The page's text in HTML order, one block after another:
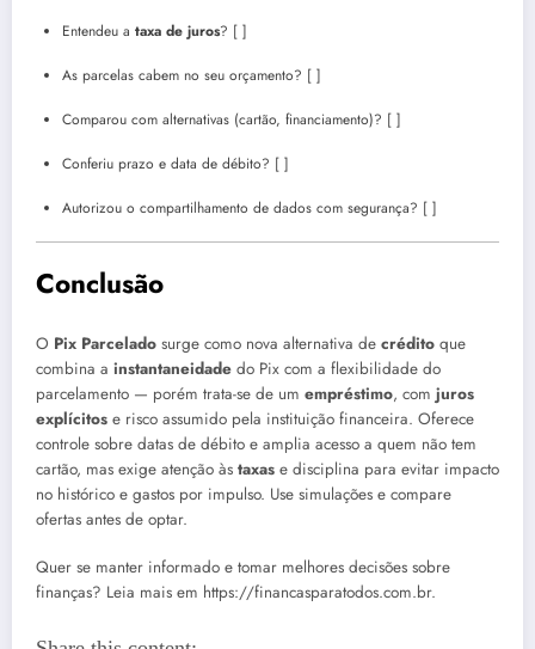
Entendeu a taxa de juros? [ ]
As parcelas cabem no seu orçamento? [ ]
Comparou com alternativas (cartão, financiamento)? [ ]
Conferiu prazo e data de débito? [ ]
Autorizou o compartilhamento de dados com segurança? [ ]
Conclusão
O Pix Parcelado surge como nova alternativa de crédito que
combina a instantaneidade do Pix com a flexibilidade do
parcelamento — porém trata-se de um empréstimo, com juros
explícitos e risco assumido pela instituição financeira. Oferece
controle sobre datas de débito e amplia acesso a quem não tem
cartão, mas exige atenção às taxas e disciplina para evitar impacto
no histórico e gastos por impulso. Use simulações e compare
ofertas antes de optar.
Quer se manter informado e tomar melhores decisões sobre
finanças? Leia mais em https://financasparatodos.com.br.